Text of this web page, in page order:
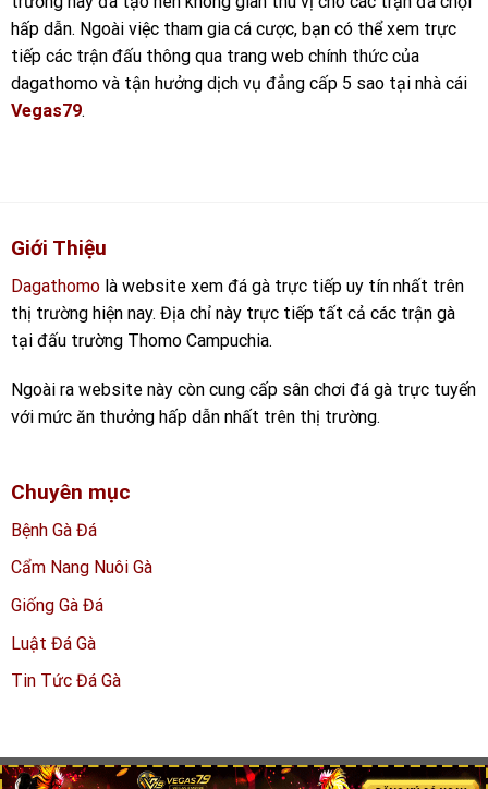
hấp dẫn. Ngoài việc tham gia cá cược, bạn có thể xem trực
tiếp các trận đấu thông qua trang web chính thức của
dagathomo và tận hưởng dịch vụ đẳng cấp 5 sao tại nhà cái
Vegas79.
Giới Thiệu
Dagathomo là website xem đá gà trực tiếp uy tín nhất trên
thị trường hiện nay. Địa chỉ này trực tiếp tất cả các trận gà
tại đấu trường Thomo Campuchia.
Ngoài ra website này còn cung cấp sân chơi đá gà trực tuyến
với mức ăn thưởng hấp dẫn nhất trên thị trường.
Chuyên mục
Bệnh Gà Đá
Cẩm Nang Nuôi Gà
Giống Gà Đá
Luật Đá Gà
Tin Tức Đá Gà
Copyright 2026 ©dagathomoo.net